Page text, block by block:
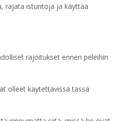
rajata istuntoja ja käyttää
rajoitukset ennen peleihin
olleet käytettävissä tässä